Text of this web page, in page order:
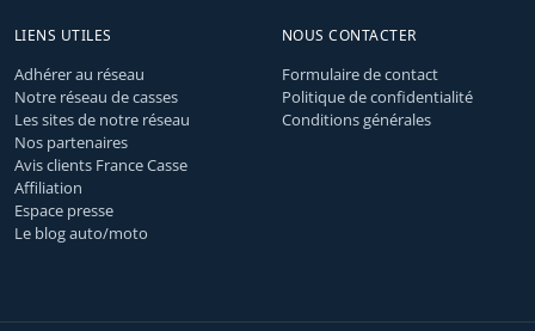
LIENS UTILES
Adhérer au réseau
Notre réseau de casses
Les sites de notre réseau
Nos partenaires
Avis clients France Casse
Affiliation
Espace presse
Le blog auto/moto
NOUS CONTACTER
Formulaire de contact
Politique de confidentialité
Conditions générales